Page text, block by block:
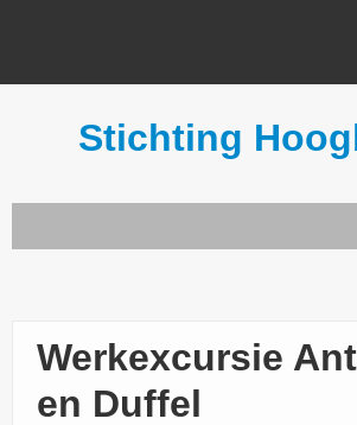
Stichting
Werkexcursie
en Duffel